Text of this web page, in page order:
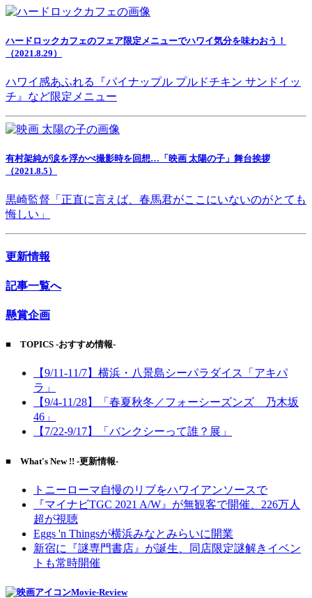
ハードロックカフェのフェア限定メニューでハワイ気分を味わおう！
（2021.8.29）
ハワイ感あふれる『パイナップル プルドチキン サンドイッ
チ』など限定メニュー
有村架純が涙を浮かべ撮影時を回想…「映画 太陽の子」舞台挨拶
（2021.8.5）
黒崎監督「正直に言えば、春馬君がここにいないのがとても
悔しい」
更新情報
記事一覧へ
懸賞企画
■ TOPICS -おすすめ情報-
【9/11-11/7】横浜・八景島シーパラダイス「アキパ
ラ」
【9/4-11/28】「春夏秋冬／フォーシーズンズ 乃木坂
46」
【7/22-9/17】「バンクシーって誰？展」
■ What's New !! -更新情報-
トニーローマ自慢のリブをハワイアンソースで
『マイナビTGC 2021 A/W』が無観客で開催、226万人
超が視聴
Eggs 'n Thingsが横浜みなとみらいに開業
新宿に『謎専門書店』が誕生、同店限定謎解きイベン
トも常時開催
Movie-Review